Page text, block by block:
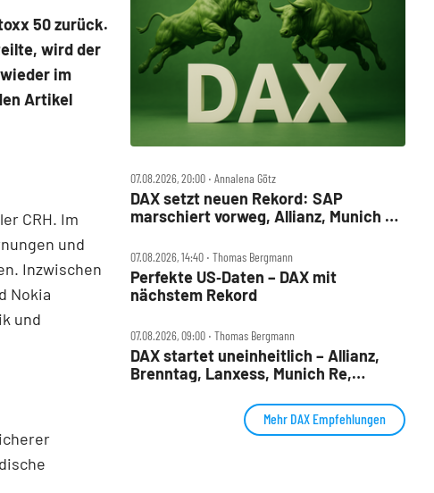
50 zurück.
wird der
im
Artikel
CRH. Im
und
Inzwischen
Nokia
und
07.08.2026, 20:00 ‧ Annalena Götz
DAX setzt neuen Rekord: SAP
marschiert vorweg, Allianz, Munich Re
07.08.2026, 14:40 ‧ Thomas Bergmann
Perfekte US‑Daten – DAX mit
nächstem Rekord
07.08.2026, 09:00 ‧ Thomas Bergmann
DAX startet uneinheitlich – Allianz,
Brenntag, Lanxess, Munich Re,
Mehr DAX Empfehlungen